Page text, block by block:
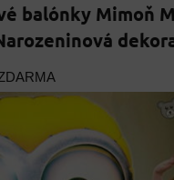
balónky Mimoň